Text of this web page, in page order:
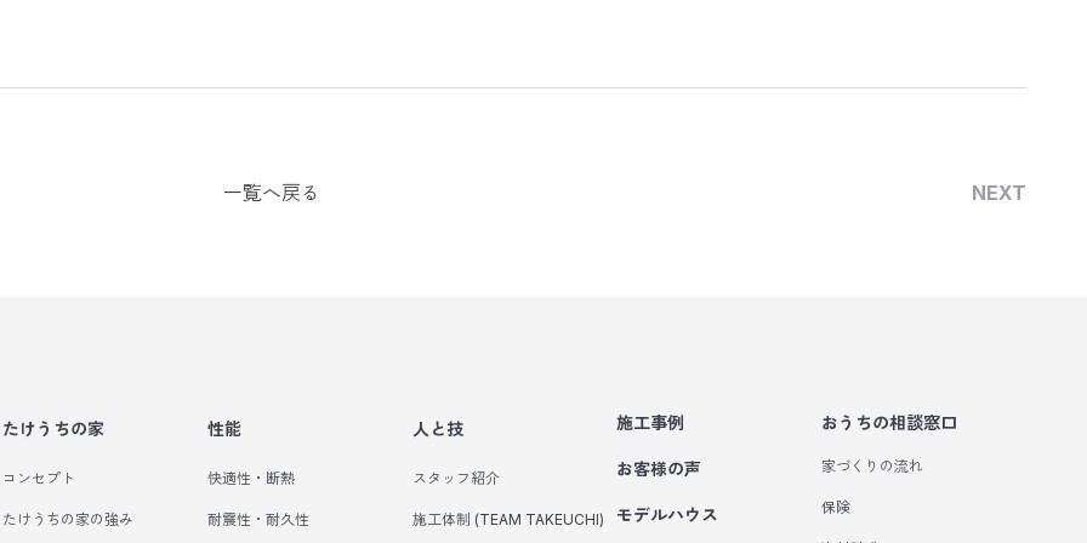
一覧へ戻る NEXT
たけうちの家
コンセプト
たけうちの家の強み
性能
快適性・断熱
耐震性・耐久性
人と技
スタッフ紹介
施工体制 (TEAM TAKEUCHI)
施工事例
お客様の声
モデルハウス
おうちの相談窓口
家づくりの流れ
保険